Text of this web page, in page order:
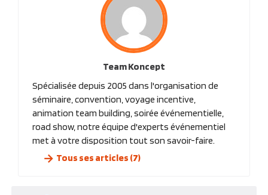
Team Koncept
Spécialisée depuis 2005 dans l'organisation de
séminaire, convention, voyage incentive,
animation team building, soirée événementielle,
road show, notre équipe d'experts événementiel
met à votre disposition tout son savoir-faire.
Tous ses articles (7)